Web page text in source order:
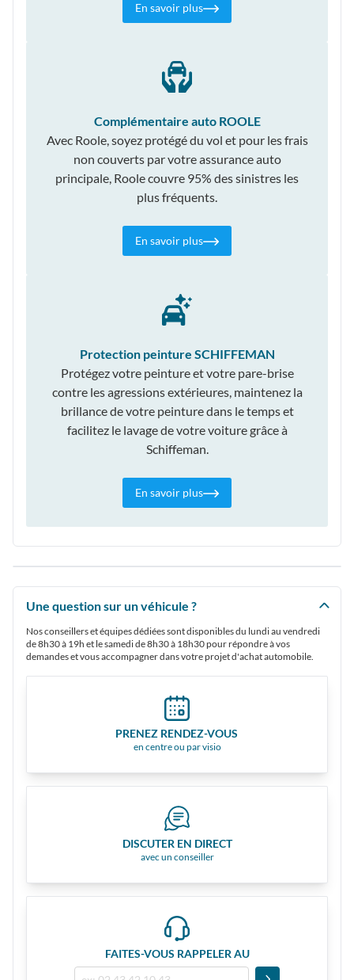
En savoir plus
Complémentaire auto ROOLE
Avec Roole, soyez protégé du vol et pour les frais
non couverts par votre assurance auto
principale, Roole couvre 95% des sinistres les
plus fréquents.
En savoir plus
Protection peinture SCHIFFEMAN
Protégez votre peinture et votre pare-brise
contre les agressions extérieures, maintenez la
brillance de votre peinture dans le temps et
facilitez le lavage de votre voiture grâce à
Schiffeman.
En savoir plus
Une question sur un véhicule ?
Nos conseillers et équipes dédiées sont disponibles du lundi au vendredi
de 8h30 à 19h et le samedi de 8h30 à 18h30 pour répondre à vos
demandes et vous accompagner dans votre projet d'achat automobile.
PRENEZ RENDEZ-VOUS
en centre ou par visio
DISCUTER EN DIRECT
avec un conseiller
FAITES-VOUS RAPPELER AU